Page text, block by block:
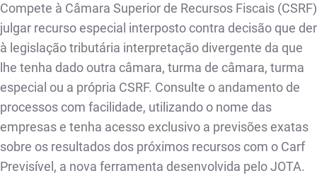
Compete à Câmara Superior de Recursos Fiscais (CSRF)
julgar recurso especial interposto contra decisão que der
à legislação tributária interpretação divergente da que
lhe tenha dado outra câmara, turma de câmara, turma
especial ou a própria CSRF. Consulte o andamento de
processos com facilidade, utilizando o nome das
empresas e tenha acesso exclusivo a previsões exatas
sobre os resultados dos próximos recursos com o Carf
Previsível, a nova ferramenta desenvolvida pelo JOTA.